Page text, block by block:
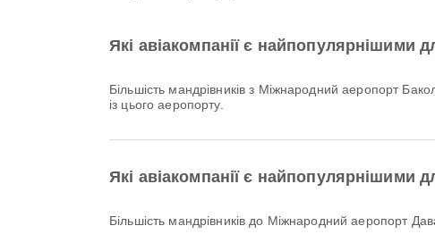
Які авіакомпанії є найпопулярнішими
Більшість мандрівників з Міжнародний аеропорт
із цього аеропорту.
Які авіакомпанії є найпопулярнішими
Більшість мандрівників до Міжнародний аеропорт